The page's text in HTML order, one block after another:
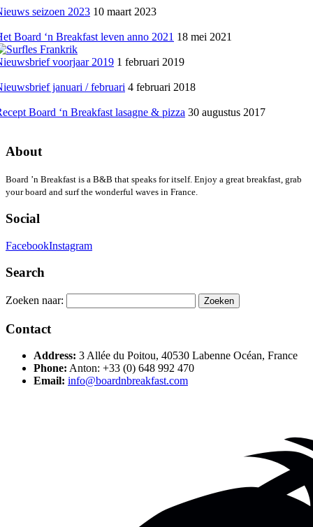
seizoen 2023 10 maart 2023
Board ‘n Breakfast leven anno 2021 18 mei 2021
voorjaar 2019 1 februari 2019
januari / februari 4 februari 2018
Board ‘n Breakfast lasagne & pizza 30 augustus 2017
About
Board ’n Breakfast is a B&B that speaks for itself. Enjoy a great breakfast, grab
your board and surf the wonderful waves in France.
Social
FacebookInstagram
Search
Zoeken naar:
Contact
Address: 3 Allée du Poitou, 40530 Labenne Océan, France
Phone: Anton: +33 (0) 648 992 470
Email: info@boardnbreakfast.com